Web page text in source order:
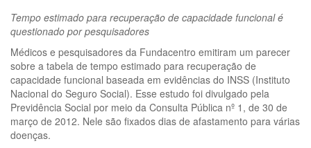
Tempo estimado para recuperação de capacidade funcional é
questionado por pesquisadores
Médicos e pesquisadores da Fundacentro emitiram um parecer
sobre a tabela de tempo estimado para recuperação de
capacidade funcional baseada em evidências do INSS (Instituto
Nacional do Seguro Social). Esse estudo foi divulgado pela
Previdência Social por meio da Consulta Pública nº 1, de 30 de
março de 2012. Nele são fixados dias de afastamento para várias
doenças.